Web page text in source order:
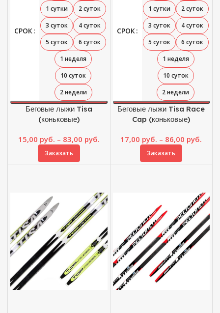
СРОК
1 сутки
2 суток
3 суток
4 суток
5 суток
6 суток
1 неделя
10 суток
2 недели
Беговые лыжи Tisa
(коньковые)
15,00 руб. – 83,00 руб.Диапазон
Заказать
СРОК
1 сутки
2 суток
3 суток
4 суток
5 суток
6 суток
1 неделя
10 суток
2 недели
Беговые лыжи Tisa Race
Cap (коньковые)
17,00 руб. – 86,00 руб.
Заказать